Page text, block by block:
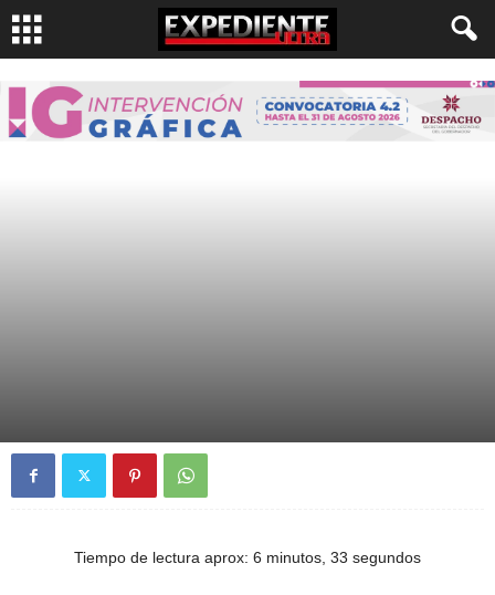
Expediente Ultra- 4 Nov, 2016
Tiempo de lectura aprox: 6 minutos, 33 segundos